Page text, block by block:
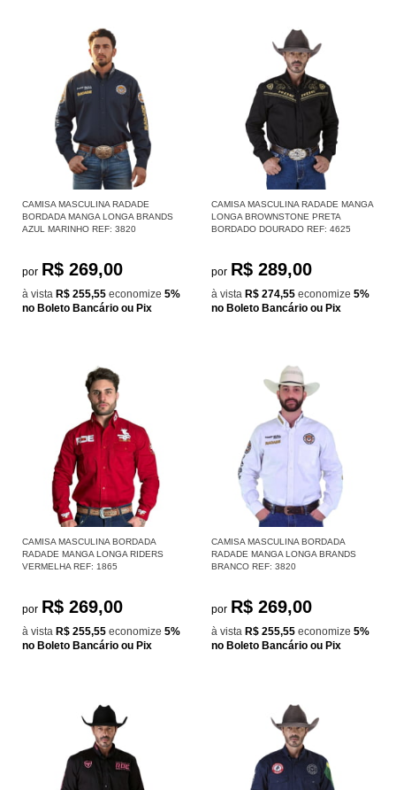
CAMISA MASCULINA RADADE
BORDADA MANGA LONGA BRANDS
AZUL MARINHO REF: 3820
por R$ 269,00
à vista R$ 255,55 economize 5%
no Boleto Bancário ou Pix
CAMISA MASCULINA RADADE MANGA
LONGA BROWNSTONE PRETA
BORDADO DOURADO REF: 4625
por R$ 289,00
à vista R$ 274,55 economize 5%
no Boleto Bancário ou Pix
CAMISA MASCULINA BORDADA
RADADE MANGA LONGA RIDERS
VERMELHA REF: 1865
por R$ 269,00
à vista R$ 255,55 economize 5%
no Boleto Bancário ou Pix
CAMISA MASCULINA BORDADA
RADADE MANGA LONGA BRANDS
BRANCO REF: 3820
por R$ 269,00
à vista R$ 255,55 economize 5%
no Boleto Bancário ou Pix